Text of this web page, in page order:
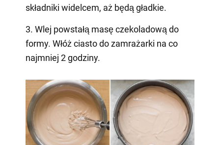
składniki widelcem, aż będą gładkie.
3. Wlej powstałą masę czekoladową do
formy. Włóż ciasto do zamrażarki na co
najmniej 2 godziny.